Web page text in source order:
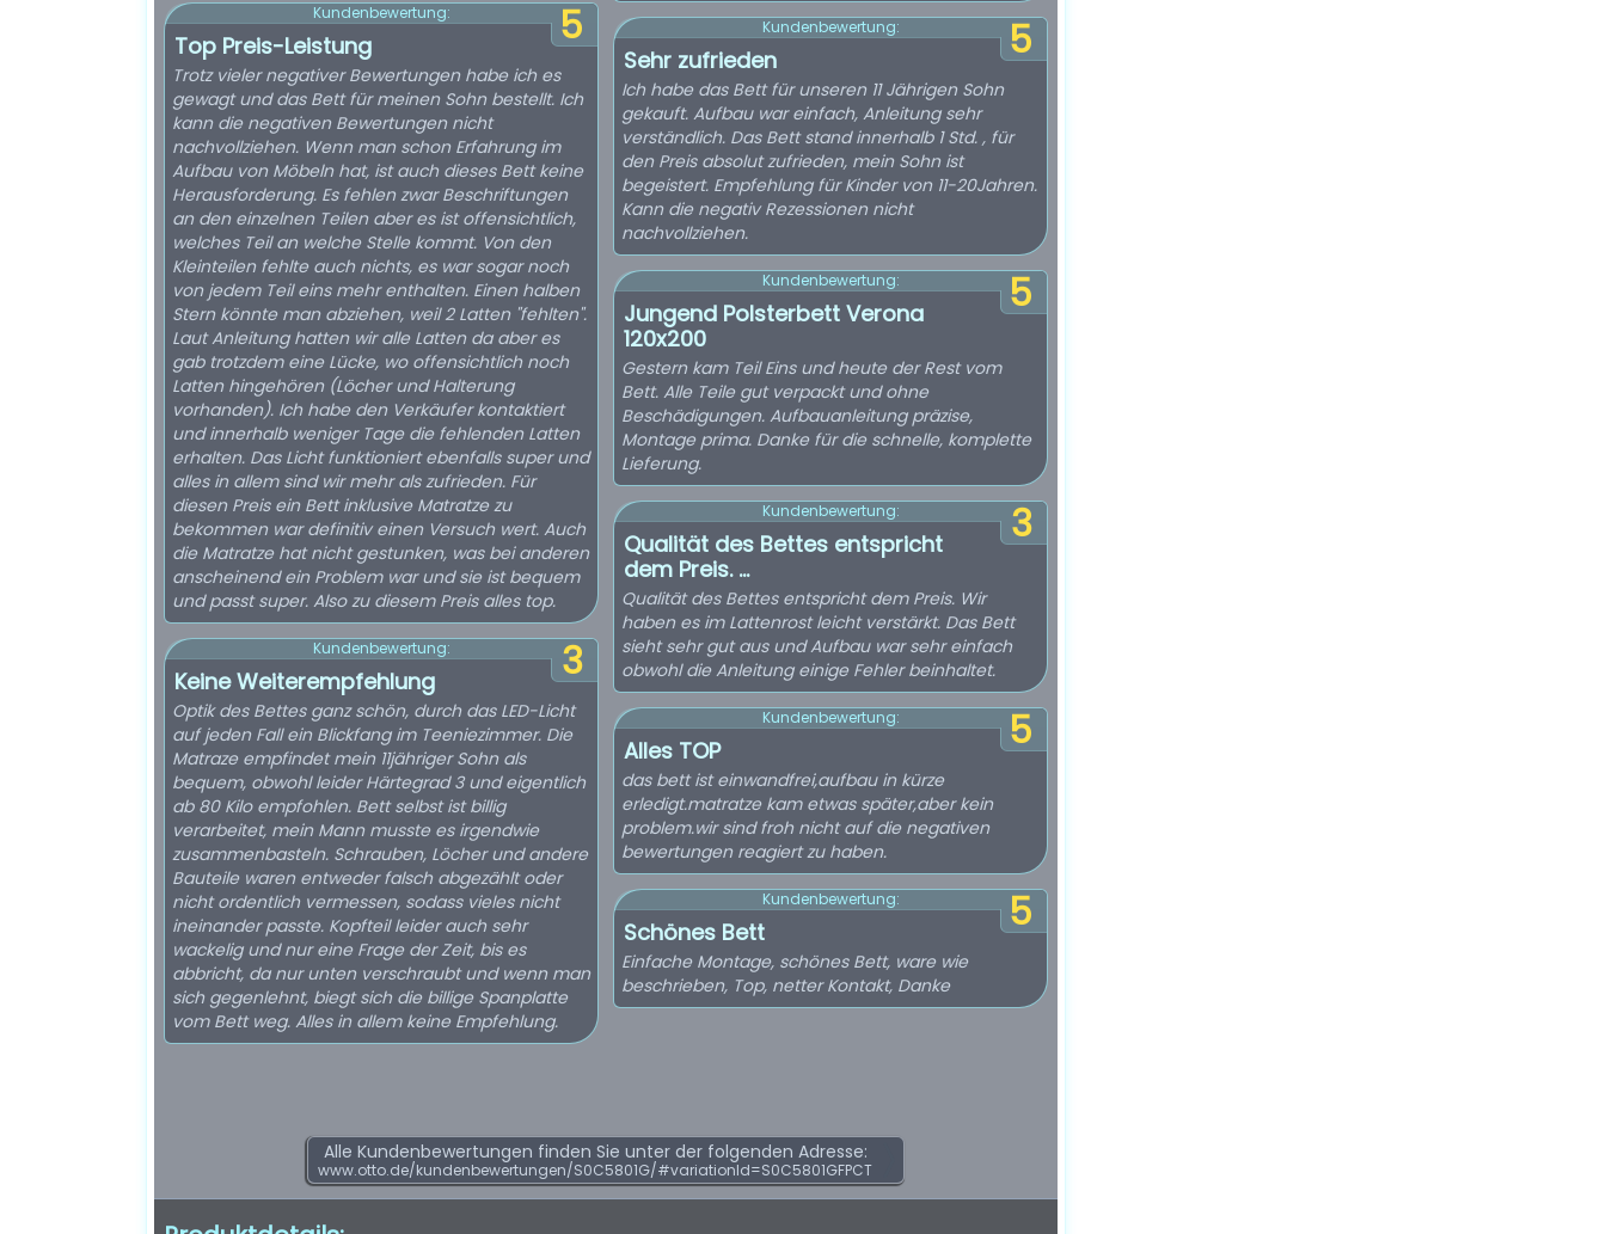
5
Kundenbewertung:
Top Preis-Leistung
Trotz vieler negativer Bewertungen habe ich es
gewagt und das Bett für meinen Sohn bestellt. Ich
kann die negativen Bewertungen nicht
nachvollziehen. Wenn man schon Erfahrung im
Aufbau von Möbeln hat, ist auch dieses Bett keine
Herausforderung. Es fehlen zwar Beschriftungen
an den einzelnen Teilen aber es ist offensichtlich,
welches Teil an welche Stelle kommt. Von den
Kleinteilen fehlte auch nichts, es war sogar noch
von jedem Teil eins mehr enthalten. Einen halben
Stern könnte man abziehen, weil 2 Latten "fehlten".
Laut Anleitung hatten wir alle Latten da aber es
gab trotzdem eine Lücke, wo offensichtlich noch
Latten hingehören (Löcher und Halterung
vorhanden). Ich habe den Verkäufer kontaktiert
und innerhalb weniger Tage die fehlenden Latten
erhalten. Das Licht funktioniert ebenfalls super und
alles in allem sind wir mehr als zufrieden. Für
diesen Preis ein Bett inklusive Matratze zu
bekommen war definitiv einen Versuch wert. Auch
die Matratze hat nicht gestunken, was bei anderen
anscheinend ein Problem war und sie ist bequem
und passt super. Also zu diesem Preis alles top.
3
Kundenbewertung:
Keine Weiterempfehlung
Optik des Bettes ganz schön, durch das LED-Licht
auf jeden Fall ein Blickfang im Teeniezimmer. Die
Matraze empfindet mein 11jähriger Sohn als
bequem, obwohl leider Härtegrad 3 und eigentlich
ab 80 Kilo empfohlen. Bett selbst ist billig
verarbeitet, mein Mann musste es irgendwie
zusammenbasteln. Schrauben, Löcher und andere
Bauteile waren entweder falsch abgezählt oder
nicht ordentlich vermessen, sodass vieles nicht
ineinander passte. Kopfteil leider auch sehr
wackelig und nur eine Frage der Zeit, bis es
abbricht, da nur unten verschraubt und wenn man
sich gegenlehnt, biegt sich die billige Spanplatte
vom Bett weg. Alles in allem keine Empfehlung.
5
Kundenbewertung:
Sehr zufrieden
Ich habe das Bett für unseren 11 Jährigen Sohn
gekauft. Aufbau war einfach, Anleitung sehr
verständlich. Das Bett stand innerhalb 1 Std. , für
den Preis absolut zufrieden, mein Sohn ist
begeistert. Empfehlung für Kinder von 11-20Jahren.
Kann die negativ Rezessionen nicht
nachvollziehen.
5
Kundenbewertung:
Jungend Polsterbett Verona
120x200
Gestern kam Teil Eins und heute der Rest vom
Bett. Alle Teile gut verpackt und ohne
Beschädigungen. Aufbauanleitung präzise,
Montage prima. Danke für die schnelle, komplette
Lieferung.
3
Kundenbewertung:
Qualität des Bettes entspricht
dem Preis. ...
Qualität des Bettes entspricht dem Preis. Wir
haben es im Lattenrost leicht verstärkt. Das Bett
sieht sehr gut aus und Aufbau war sehr einfach
obwohl die Anleitung einige Fehler beinhaltet.
5
Kundenbewertung:
Alles TOP
das bett ist einwandfrei,aufbau in kürze
erledigt.matratze kam etwas später,aber kein
problem.wir sind froh nicht auf die negativen
bewertungen reagiert zu haben.
5
Kundenbewertung:
Schönes Bett
Einfache Montage, schönes Bett, ware wie
beschrieben, Top, netter Kontakt, Danke
Alle Kundenbewertungen finden Sie unter der folgenden Adresse:
www.otto.de/kundenbewertungen/S0C5801G/#variationId=S0C5801GFPCT